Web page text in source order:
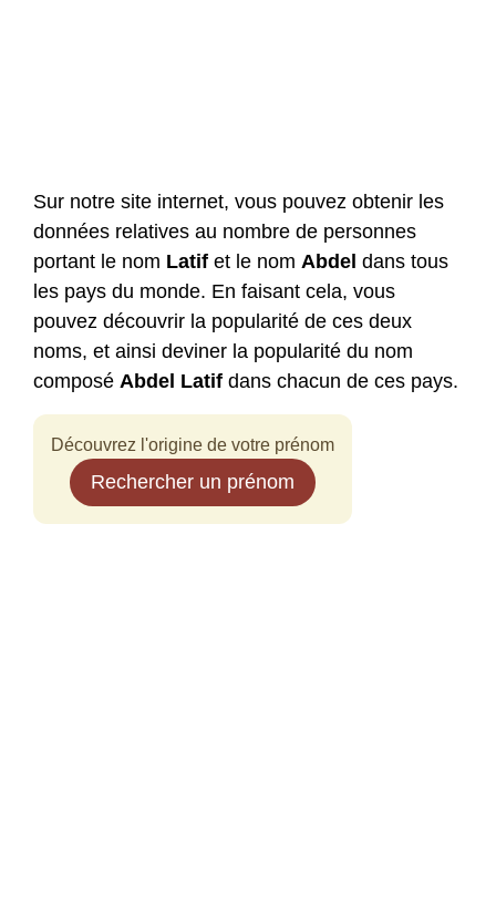
Sur notre site internet, vous pouvez obtenir les
données relatives au nombre de personnes
portant le nom Latif et le nom Abdel dans tous
les pays du monde. En faisant cela, vous
pouvez découvrir la popularité de ces deux
noms, et ainsi deviner la popularité du nom
composé Abdel Latif dans chacun de ces pays.
Découvrez l'origine de votre prénom
Rechercher un prénom